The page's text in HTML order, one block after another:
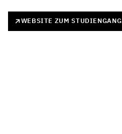
WEBSITE ZUM STUDIENGANG